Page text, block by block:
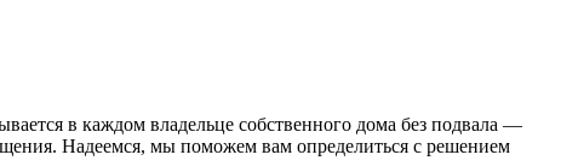
в каждом владельце собственного дома без подвала —
Надеемся, мы поможем вам определиться с решением